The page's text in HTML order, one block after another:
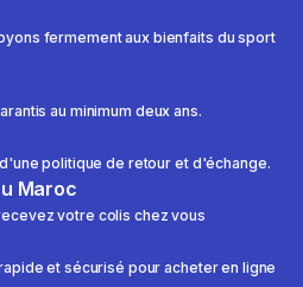
fermement aux bienfaits du sport
au minimum deux ans.
politique de retour et d'échange.
Maroc
votre colis chez vous
et sécurisé pour acheter en ligne